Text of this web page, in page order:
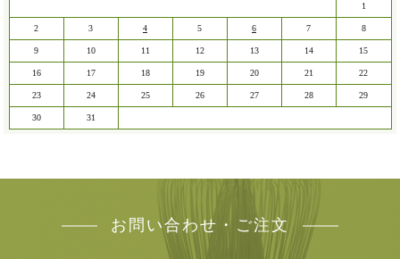
1
2 3 4 5 6 7 8
9 10 11 12 13 14 15
16 17 18 19 20 21 22
23 24 25 26 27 28 29
30 31
お問い合わせ・ご注文